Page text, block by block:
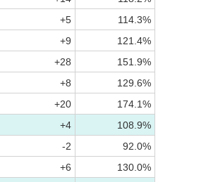
+5
114.3%
+9
121.4%
+28
151.9%
+8
129.6%
+20
174.1%
+4
108.9%
-2
92.0%
+6
130.0%